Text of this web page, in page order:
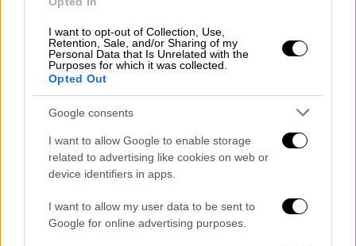
I want to opt-out of Collection, Use,
Retention, Sale, and/or Sharing of my
Personal Data that Is Unrelated with the
Purposes for which it was collected.
Opted Out
Google consents
I want to allow Google to enable storage
related to advertising like cookies on web or
device identifiers in apps.
I want to allow my user data to be sent to
Google for online advertising purposes.